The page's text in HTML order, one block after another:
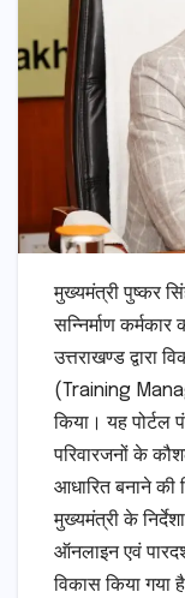
मुख्यमंत्री पुष्कर
सन्निर्माण
उत्तराखण्ड द्वारा
(Training
किया। यह
परिवारजनों के
आधारित बनाने की
मुख्यमंत्री के
ऑनलाइन एवं
विकास किया गया